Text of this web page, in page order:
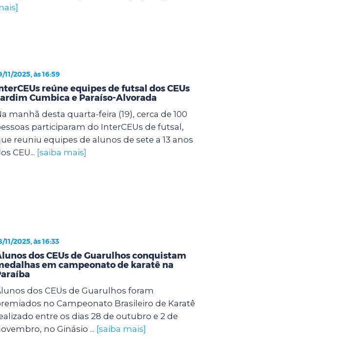
11/2025, às 16:59
reúne equipes de futsal dos CEUs
Cumbica e Paraíso-Alvorada
manhã desta quarta-feira (19), cerca de 100
participaram do InterCEUs de futsal,
reuniu equipes de alunos de sete a 13 anos
CEU... [saiba mais]
11/2025, às 16:33
dos CEUs de Guarulhos conquistam
em campeonato de karatê na
dos CEUs de Guarulhos foram
no Campeonato Brasileiro de Karatê
entre os dias 28 de outubro e 2 de
no Ginásio ... [saiba mais]